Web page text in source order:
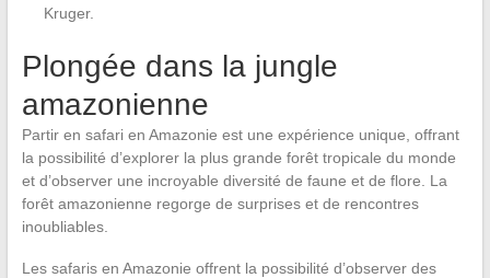
Kruger.
Plongée dans la jungle
amazonienne
Partir en safari en Amazonie est une expérience unique, offrant
la possibilité d’explorer la plus grande forêt tropicale du monde
et d’observer une incroyable diversité de faune et de flore. La
forêt amazonienne regorge de surprises et de rencontres
inoubliables.
Les safaris en Amazonie offrent la possibilité d’observer des